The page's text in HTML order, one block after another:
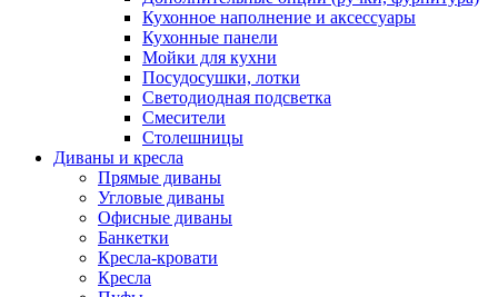
Кухонное наполнение и аксессуары
Кухонные панели
Мойки для кухни
Посудосушки, лотки
Светодиодная подсветка
Смесители
Столешницы
Диваны и кресла
Прямые диваны
Угловые диваны
Офисные диваны
Банкетки
Кресла-кровати
Кресла